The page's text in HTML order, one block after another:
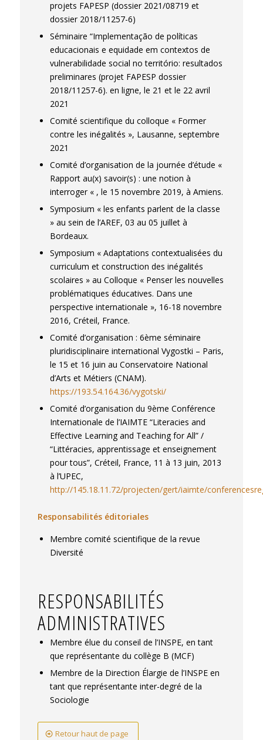
projets FAPESP (dossier 2021/08719 et
dossier 2018/11257-6)
Séminaire “Implementação de políticas
educacionais e equidade em contextos de
vulnerabilidade social no território: resultados
preliminares (projet FAPESP dossier
2018/11257-6). en ligne, le 21 et le 22 avril
2021
Comité scientifique du colloque « Former
contre les inégalités », Lausanne, septembre
2021
Comité d’organisation de la journée d’étude «
Rapport au(x) savoir(s) : une notion à
interroger « , le 15 novembre 2019, à Amiens.
Symposium « les enfants parlent de la classe
» au sein de l’AREF, 03 au 05 juillet à
Bordeaux.
Symposium « Adaptations contextualisées du
curriculum et construction des inégalités
scolaires » au Colloque « Penser les nouvelles
problématiques éducatives. Dans une
perspective internationale », 16-18 novembre
2016, Créteil, France.
Comité d’organisation : 6ème séminaire
pluridisciplinaire international Vygostki – Paris,
le 15 et 16 juin au Conservatoire National
d’Arts et Métiers (CNAM).
https://193.54.164.36/vygotski/
Comité d’organisation du 9ème Conférence
Internationale de l’IAIMTE “Literacies and
Effective Learning and Teaching for All” /
“Littéracies, apprentissage et enseignement
pour tous”, Créteil, France, 11 à 13 juin, 2013
à l’UPEC,
http://145.18.11.72/projecten/gert/iaimte/
Responsabilités éditoriales
Membre comité scientifique de la revue
Diversité
RESPONSABILITÉS
ADMINISTRATIVES
Membre élue du conseil de l’INSPE, en tant
que représentante du collège B (MCF)
Membre de la Direction Élargie de l’INSPE en
tant que représentante inter-degré de la
Sociologie
Retour haut de page